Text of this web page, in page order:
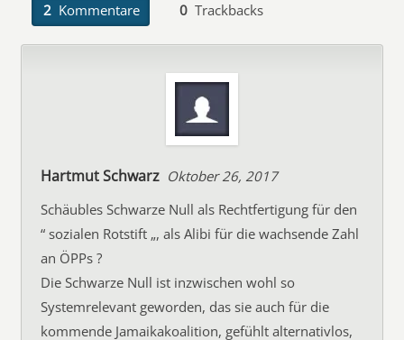
2 Kommentare 0 Trackbacks
Hartmut Schwarz Oktober 26, 2017
Schäubles Schwarze Null als Rechtfertigung für den
“ sozialen Rotstift „, als Alibi für die wachsende Zahl
an ÖPPs ?
Die Schwarze Null ist inzwischen wohl so
Systemrelevant geworden, das sie auch für die
kommende Jamaikakoalition, gefühlt alternativlos,